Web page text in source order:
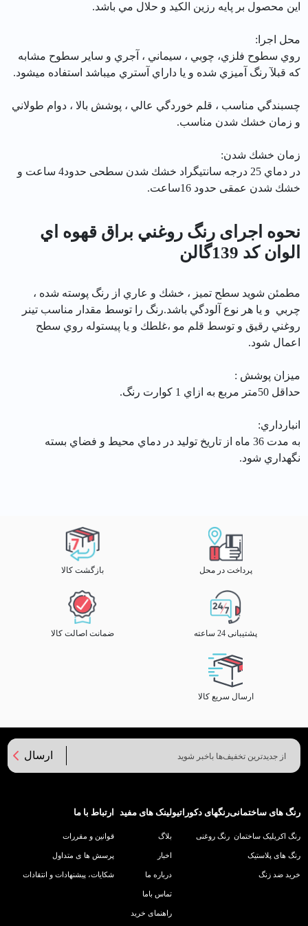
اين محصول بر پايه رزين الكيد و حلال مي باشد.
محل اجرا:
روي سطوح فلزي، چوبي ، سيماني ، آجري و ساير سطوح مشابه
كه قبلآ رنگ آميزي شده و يا داراي آستري ميباشد استفاده ميشود.
چسبندگي مناسب ، قلم خوردگي عالي ، پوشش بالا ، دوام طولاني
و زمان خشك شدن مناسب.
زمان خشك شدن:
در دماي 25 درجه سانتيگراد خشك شدن سطحی حدود4 ساعت و
خشك شدن عمقی حدود 16ساعت.
نحوه اجرای رنگ روغني براق قهوه اي
الوان کد 139گالن
مطمئن شويد سطح تميز ، خشك و عاري از رنگ پوسته شده ،
چربي و يا هر نوع آلودگي باشد.رنگ را توسط مقدار مناسب تينر
روغني رقيق و توسط قلم مو ،غلطك و يا پيستوله روي سطح
اعمال شود.
ميزان پوشش :
حداقل 50متر مربع به ازاي 1 كوارت رنگ.
انبارداري:
به مدت 36 ماه از تاريخ توليد در دماي محيط و فضاي بسته
نگهداري شود.
پرداخت در محل بازگشت کالا
پشتیبانی 24 ساعته ضمانت اصالت کالا
ارسال سریع کالا
ارسال
رنگ های ساختمانی
رنگ اکریلیک ساختمان
رنگ های پلاستیک
خرید ضد زنگ
رنگهای دکوراتیو
رنگ روغنی
لینک های مفید
بلاگ
اخبار
درباره ما
تماس باما
راهنمای خرید
ارتباط با ما
قوانین و مقررات
پرسش ها ی متداول
شکایات، پیشنهادات و انتقادات